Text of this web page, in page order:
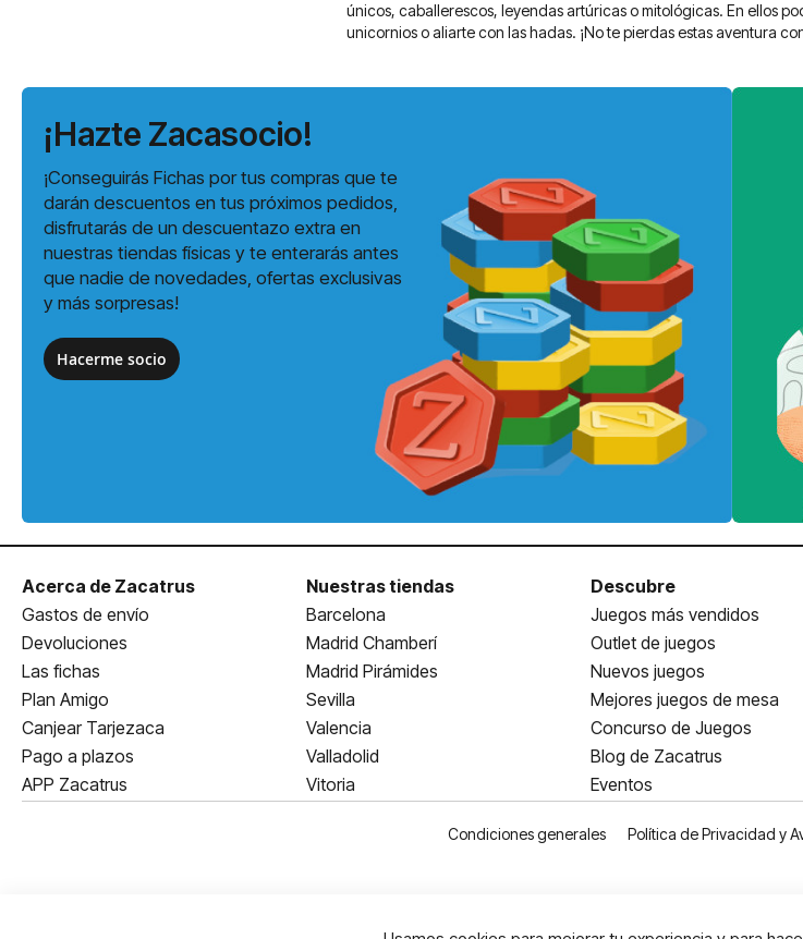
únicos, caballerescos, leyendas artúricas o mitológicas. En ellos
unicornios o aliarte con las hadas. ¡No te pierdas estas aventura
¡Hazte Zacasocio!
¡Conseguirás Fichas por tus compras que te
darán descuentos en tus próximos pedidos,
disfrutarás de un descuentazo extra en
nuestras tiendas físicas y te enterarás antes
que nadie de novedades, ofertas exclusivas
y más sorpresas!
Hacerme socio
Acerca de Zacatrus
Gastos de envío
Devoluciones
Las fichas
Plan Amigo
Canjear Tarjezaca
Pago a plazos
APP Zacatrus
Nuestras tiendas
Barcelona
Madrid Chamberí
Madrid Pirámides
Sevilla
Valencia
Valladolid
Vitoria
Descubre
Juegos más vendidos
Outlet de juegos
Nuevos juegos
Mejores juegos de mesa
Concurso de Juegos
Blog de Zacatrus
Eventos
Condiciones generales Política de Privacidad y